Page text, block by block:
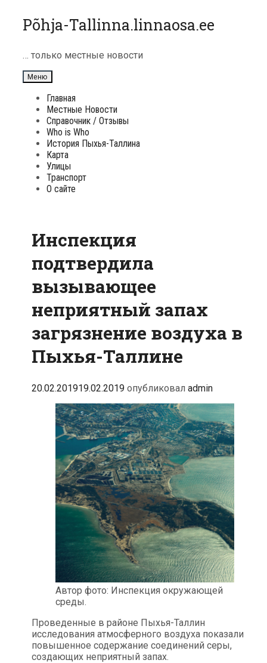
Перейти
к
Põhja-Tallinna.linnaosa.ee
… только местные новости
Меню
Главная
Местные Новости
Справочник / Отзывы
Who is Who
История Пыхья-Таллина
Карта
Улицы
Транспорт
О сайте
Инспекция
подтвердила
вызывающее
неприятный запах
загрязнение воздуха в
Пыхья-Таллине
20.02.201919.02.2019 опубликовал admin
Автор фото: Инспекция окружающей
среды.
Проведенные в районе Пыхья-Таллин
исследования атмосферного воздуха показали
повышенное содержание соединений серы,
создающих неприятный запах.